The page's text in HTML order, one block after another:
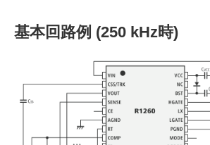
基本回路例 (250 kHz時)